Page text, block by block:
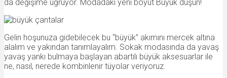
da değişime uğruyor. Modadaki yeni boyut Büyük düşün!
Gelin hoşunuza gidebilecek bu “büyük” akımını mercek altına
alalım ve yakından tanımlayalım. Sokak modasında da yavaş
yavaş yankı bulmaya başlayan abartılı büyük aksesuarlar ile
ne, nasıl, nerede kombinlenir tüyolar veriyoruz.